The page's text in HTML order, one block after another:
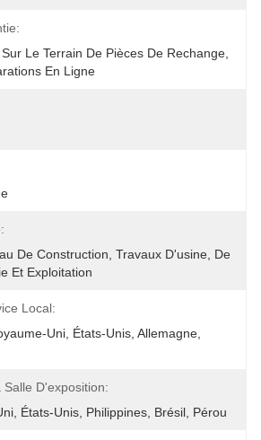
Le Terrain De Pièces De Rechange,
En Ligne
De Construction, Travaux D'usine, De
Et Exploitation
Local:
Uni, États-Unis, Allemagne,
D'exposition:
États-Unis, Philippines, Brésil, Pérou